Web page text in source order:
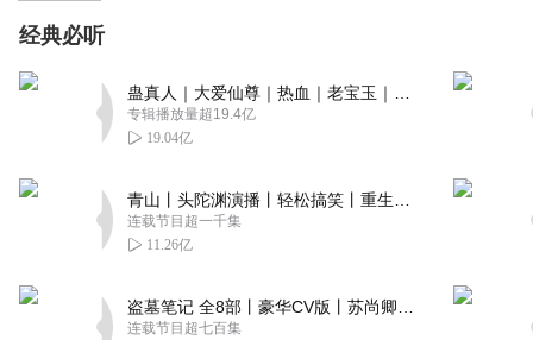
经典必听
专辑播放量超19.4亿
19.04亿
连载节目超一千集
11.26亿
连载节目超七百集